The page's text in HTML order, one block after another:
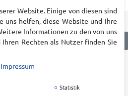
Website. Einige von diesen sind
uns helfen, diese Website und Ihre
Informationen zu den von uns
Rechten als Nutzer finden Sie
Impressum
Statistik